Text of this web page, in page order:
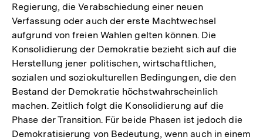
Regierung, die Verabschiedung einer neuen
Verfassung oder auch der erste Machtwechsel
aufgrund von freien Wahlen gelten können. Die
Konsolidierung der Demokratie bezieht sich auf die
Herstellung jener politischen, wirtschaftlichen,
sozialen und soziokulturellen Bedingungen, die den
Bestand der Demokratie höchstwahrscheinlich
machen. Zeitlich folgt die Konsolidierung auf die
Phase der Transition. Für beide Phasen ist jedoch die
Demokratisierung von Bedeutung, wenn auch in einem